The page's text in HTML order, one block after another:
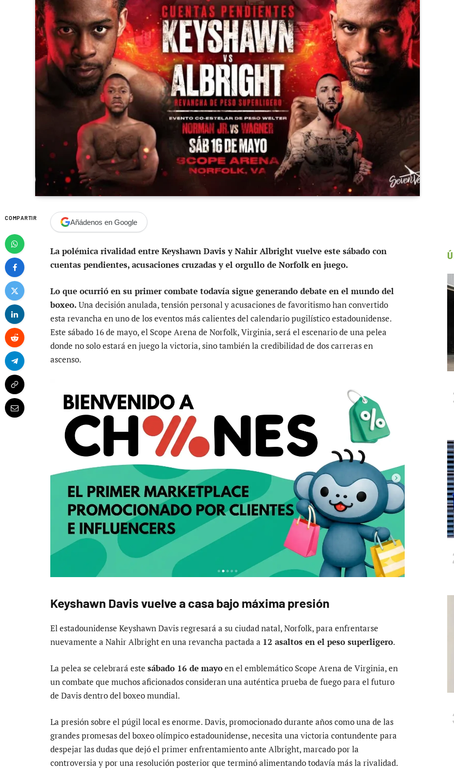
COMPARTIR Añádenos en Google
La polémica rivalidad entre Keyshawn Davis y Nahir Albright vuelve este sábado con
cuentas pendientes, acusaciones cruzadas y el orgullo de Norfolk en juego.
Lo que ocurrió en su primer combate todavía sigue generando debate en el mundo del
boxeo. Una decisión anulada, tensión personal y acusaciones de favoritismo han convertido
esta revancha en uno de los eventos más calientes del calendario pugilístico estadounidense.
Este sábado 16 de mayo, el Scope Arena de Norfolk, Virginia, será el escenario de una pelea
donde no solo estará en juego la victoria, sino también la credibilidad de dos carreras en
ascenso.
Keyshawn Davis vuelve a casa bajo máxima presión
El estadounidense Keyshawn Davis regresará a su ciudad natal, Norfolk, para enfrentarse
nuevamente a Nahir Albright en una revancha pactada a 12 asaltos en el peso superligero.
La pelea se celebrará este sábado 16 de mayoen el emblemático Scope Arena de Virginia, en
un combate que muchos aficionados consideran una auténtica prueba de fuego para el futuro
de Davis dentro del boxeo mundial.
La presión sobre el púgil local es enorme. Davis, promocionado durante años como una de las
grandes promesas del boxeo olímpico estadounidense, necesita una victoria contundente para
despejar las dudas que dejó el primer enfrentamiento ante Albright, marcado por la
controversia y por una resolución posterior que terminó alimentando todavía más la rivalidad.